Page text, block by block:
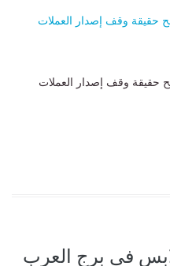
يوضح حقيقة وقف إصدار العملات
فى برج العرب